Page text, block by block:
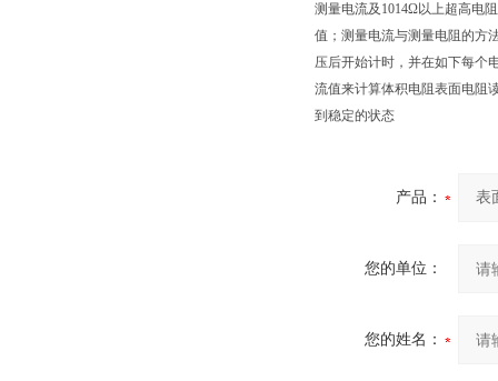
测量电流及1014Ω以上超高电
值；测量电流与测量电阻的方
压后开始计时，并在如下每个
流值来计算体积电阻表面电阻
到稳定的状态
产品：
您的单位：
您的姓名：